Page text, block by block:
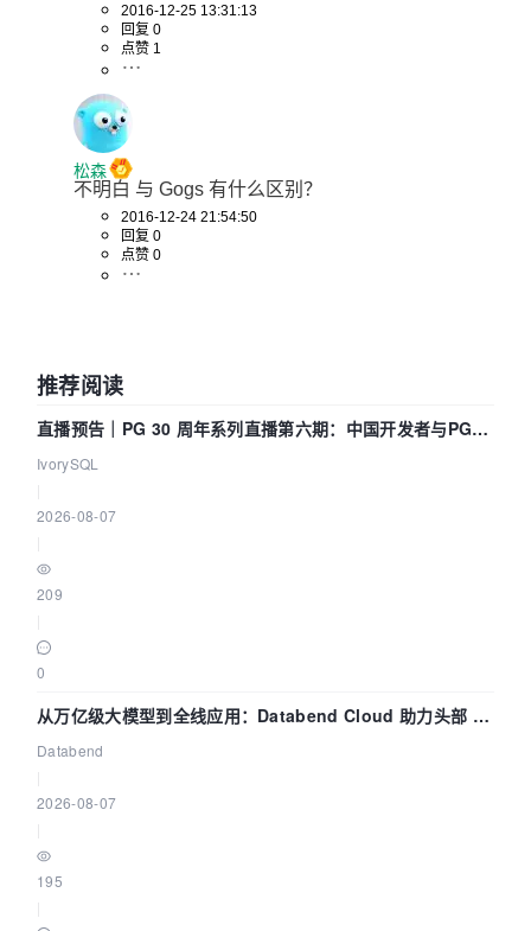
2016-12-25 13:31:13
回复 0
点赞 1
松森
不明白 与 Gogs 有什么区别？
2016-12-24 21:54:50
回复 0
点赞 0
推荐阅读
直播预告｜PG 30 周年系列直播第六期：中国开发者与PG内
核——我们改得动吗？我们贡献了什么？
IvorySQL
2026-08-07
209
0
从万亿级大模型到全线应用：Databend Cloud 助力头部 AI
企业构建全链路 Trace 数据管道
Databend
2026-08-07
195